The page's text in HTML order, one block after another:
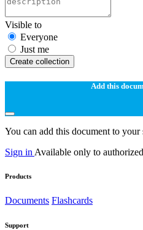
Visible to
Everyone
Just me
Create collection
Add this
You can add this document to your
Sign in Available only to
Products
Documents Flashcards
Support